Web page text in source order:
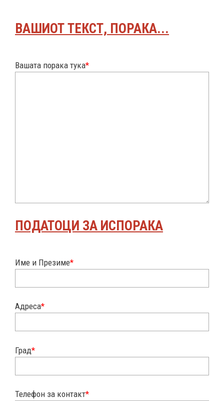
ВАШИОТ ТЕКСТ, ПОРАКА...
Вашата порака тука*
ПОДАТОЦИ ЗА ИСПОРАКА
Име и Презиме*
Адреса*
Град*
Телефон за контакт*